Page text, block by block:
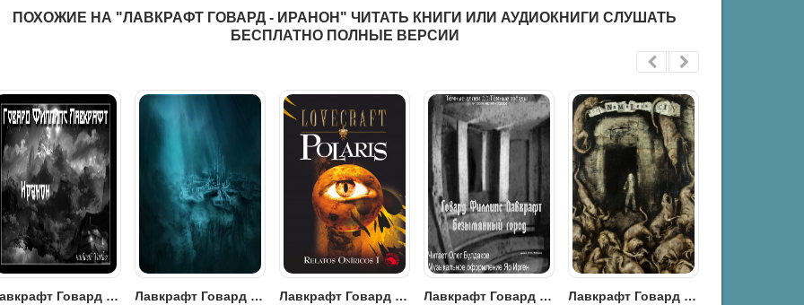
ПОХОЖИЕ НА "ЛАВКРАФТ ГОВАРД - ИРАНОН" ЧИТАТЬ КНИГИ ИЛИ АУДИОКНИГИ СЛУШАТЬ
БЕСПЛАТНО ПОЛНЫЕ ВЕРСИИ
Лавкрафт Говард - Иранон Лавкрафт Говард - Полярис Лавкрафт Говард - Полярис Лавкрафт Говард - Безымянный город Лавкрафт Говард - Безымянный город